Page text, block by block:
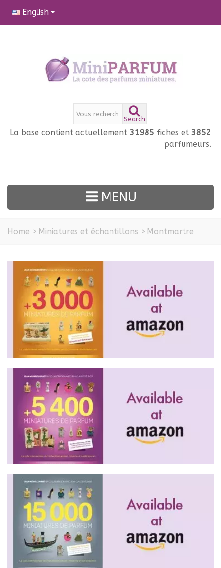
English
Search
La base contient actuellement 31985 fiches et 3852
parfumeurs.
MENU
Home > Miniatures et échantillons > Montmartre